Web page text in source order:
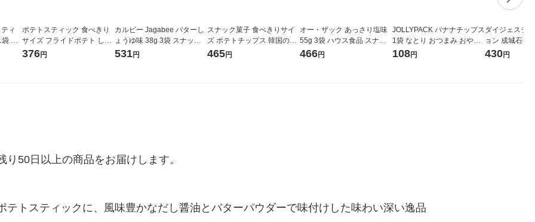
ィ
成
ポテトスティック 食べきり
サイズ フライドポテト しお
味 1セット（1個×3）
376円
カルビー Jagabee バターし
ょうゆ味 38g 3袋 スナック
菓子 おつまみ じゃがび
531円
スナック菓子 食べきりサイ
ズ ポテトチップス 韓国のり
味 1セット（1個×3）
465円
オー・ザック あっさり塩味
55g 3袋 ハウス食品 スナッ
ク菓子 ポテトチップス おつ
466円
JOLLYPACK バナナチップス
1袋 なとり おつまみ おやつ
ドライフルーツ
108円
ダイジェステ
ョン 成城石井
ケット
430円
50日以上の商品をお届けします。
テトスティックに、風味豊かなだし醤油とバターパウダーで味付けした味わい深い逸品